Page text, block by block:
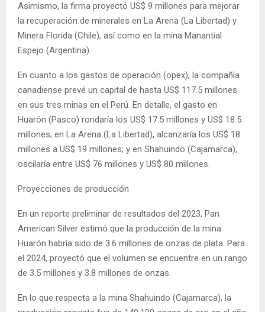
Asimismo, la firma proyectó US$ 9 millones para mejorar
la recuperación de minerales en La Arena (La Libertad) y
Minera Florida (Chile), así como en la mina Manantial
Espejo (Argentina).
En cuanto a los gastos de operación (opex), la compañía
canadiense prevé un capital de hasta US$ 117.5 millones
en sus tres minas en el Perú. En detalle, el gasto en
Huarón (Pasco) rondaría los US$ 17.5 millones y US$ 18.5
millones; en La Arena (La Libertad), alcanzaría los US$ 18
millones a US$ 19 millones; y en Shahuindo (Cajamarca),
oscilaría entre US$ 76 millones y US$ 80 millones.
Proyecciones de producción
En un reporte preliminar de resultados del 2023, Pan
American Silver estimó que la producción de la mina
Huarón habría sido de 3.6 millones de onzas de plata. Para
el 2024, proyectó que el volumen se encuentre en un rango
de 3.5 millones y 3.8 millones de onzas.
En lo que respecta a la mina Shahuindo (Cajamarca), la